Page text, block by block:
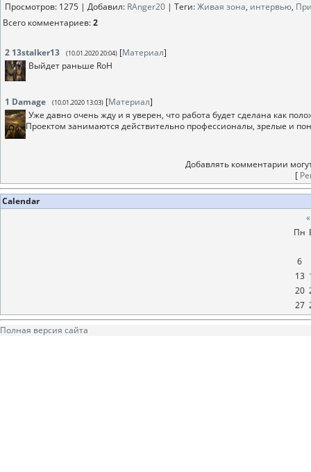
Просмотров: 1275 | Добавил: RAnger20 | Теги:Живая зона, интервью,
Всего комментариев:2
2 13stalker13 (10.01.2020 20:04) [Материал]
Выйдет раньше RoH
1 Damage (10.01.2020 13:03) [Материал]
Уже давно очень жду и я уверен, что работа будет сделана как
Проектом занимаются действительно профессионалы, зрелые и
Добавлять комментарии
[
Calendar
«
Пн
6
13
20
27
Полная версия сайта